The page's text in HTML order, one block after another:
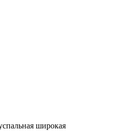
широкая